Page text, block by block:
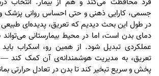
جسمی، کارایی ذهنی و حتی احساس روانی پزشک و
در طول این بحث دیدیم که تعریق، پدیده‌ای
دمای بدن است، اما در محیط بیمارستانی
عملکردی تبدیل شود. از همین رو، اسکراب
تعریق، به مدیریت هوشمندانه‌ی آن کمک کند
پخش و سریع تبخیر کند تا بدن در تعادل حرارتی